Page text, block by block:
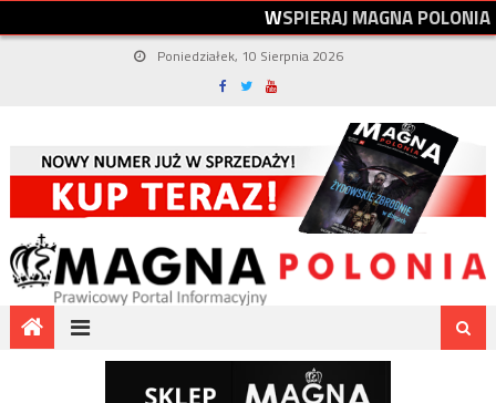
WSPIERAJMAGNAPOLONIA
Poniedziałek, 10 Sierpnia 2026